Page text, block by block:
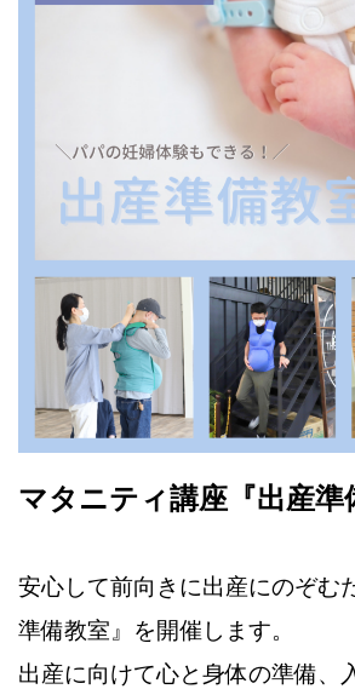
マタニティ講座『出産準
安心して前向きに出産にのぞむ
準備教室』を開催します。
出産に向けて心と身体の準備、